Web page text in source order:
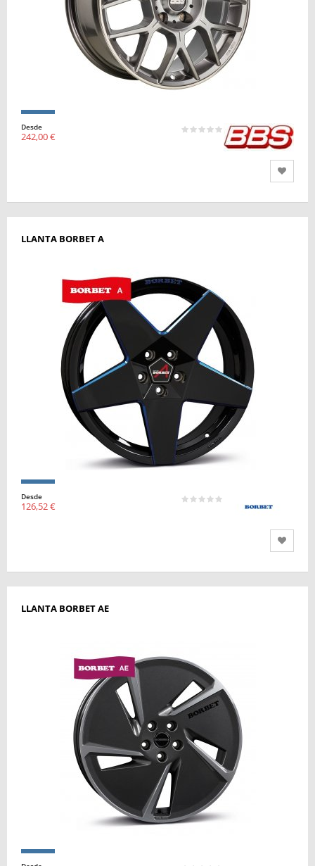
Desde
242,00 €
LLANTA BORBET A
Desde
126,52 €
LLANTA BORBET AE